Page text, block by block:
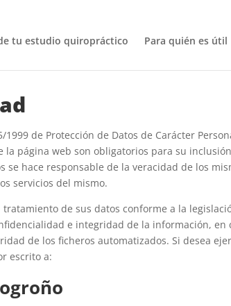
tu estudio quiropráctico Para quién es útil
de Protección de Datos de Carácter
página web son obligatorios para su
hace responsable de la veracidad de los
servicios del mismo.
de sus datos conforme a la
e integridad de la información,
de los ficheros automatizados. Si desea
escrito a: